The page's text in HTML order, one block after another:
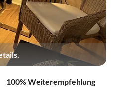
100% Weiterempfehlung